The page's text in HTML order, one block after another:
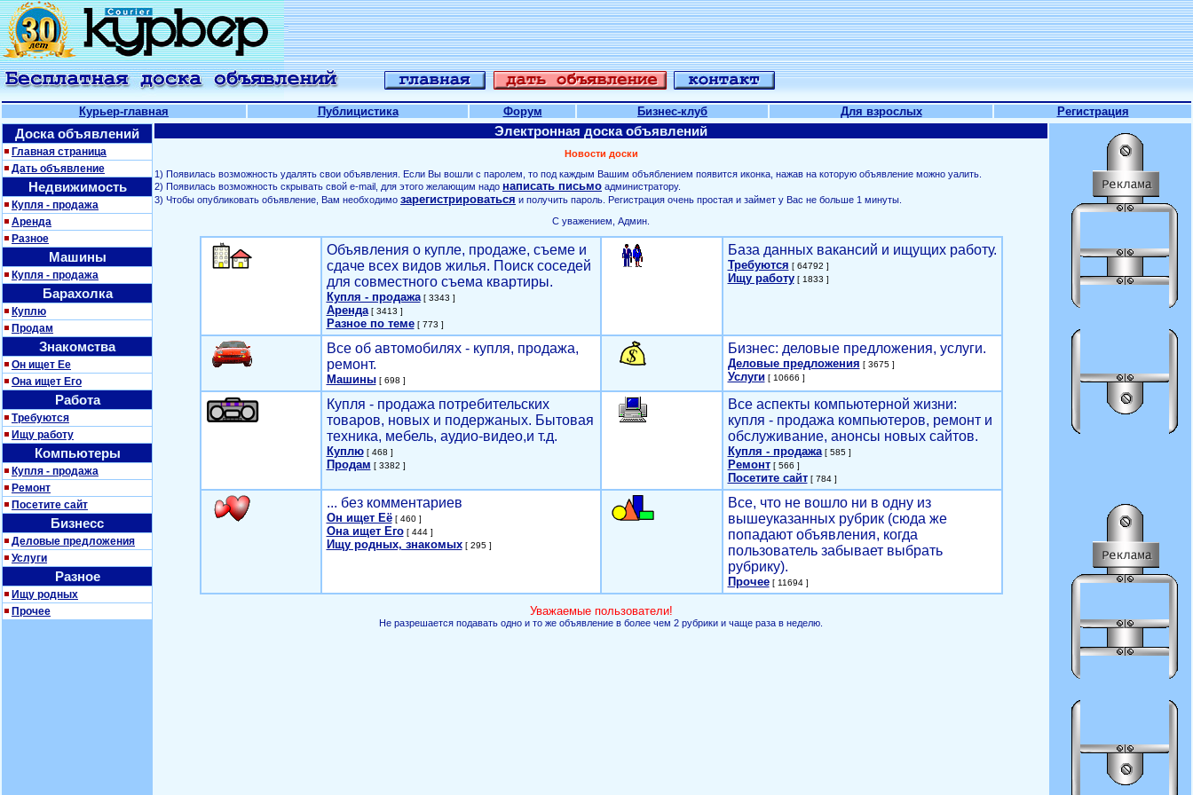
Курьер-главная Публицистика Форум Бизнес-клуб Для взрослых Регистрация
Доска объявлений
Главная страница
Дать объявление
Недвижимость
Купля - продажа
Аренда
Разное
Машины
Купля - продажа
Барахолка
Куплю
Продам
Знакомства
Он ищет Ее
Она ищет Его
Работа
Требуются
Ищу работу
Компьютеры
Купля - продажа
Ремонт
Посетите сайт
Бизнесс
Деловые предложения
Услуги
Разное
Ищу родных
Прочее
Электронная доска объявлений
Новости доски
1) Появилась возможность удалять свои объявления. Если Вы вошли с паролем, то под каждым Вашим объяблением появится иконка, нажав на которую объявление можно уалить.
2) Появилась возможность скрывать свой е-mail, для этого желающим надо написать письмо администратору.
3) Чтобы опубликовать объявление, Вам необходимо зарегистрироваться и получить пароль. Регистрация очень простая и займет у Вас не больше 1 минуты.
С уважением, Админ.
Объявления о купле, продаже, съеме и
сдаче всех видов жилья. Поиск соседей
для совместного съема квартиры.
Купля - продажа[ 3343 ]
Аренда[ 3413 ]
Разное по теме[ 773 ]
База данных вакансий и ищущих работу.
Требуются [ 64792 ]
Ищу работу[ 1833 ]
Все об автомобилях - купля, продажа,
ремонт.
Машины[ 698 ]
Бизнес: деловые предложения, услуги.
Деловые предложения [ 3675 ]
Услуги[ 10666 ]
Купля - продажа потребительских
товаров, новых и подержаных. Бытовая
техника, мебель, аудио-видео,и т.д.
Куплю[ 468 ]
Продам [ 3382 ]
Все аспекты компьютерной жизни:
купля - продажа компьютеров, ремонт и
обслуживание, анонсы новых сайтов.
Купля - продажа[ 585 ]
Ремонт[ 566 ]
Посетите сайт[ 784 ]
... без комментариев
Он ищет Её[ 460 ]
Она ищет Его[ 444 ]
Ищу родных, знакомых[ 295 ]
Все, что не вошло ни в одну из
вышеуказанных рубрик (сюда же
попадают объявления, когда
пользователь забывает выбрать
рубрику).
Прочее[ 11694 ]
Уважаемые пользователи!
Не разрешается подавать одно и то же объявление в более чем 2 рубрики и чаще раза в неделю.